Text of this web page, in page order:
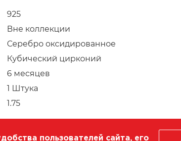
925
Вне коллекции
Серебро оксидированное
Кубический цирконий
6 месяцев
1 Штука
1.75
пользователей сайта, его